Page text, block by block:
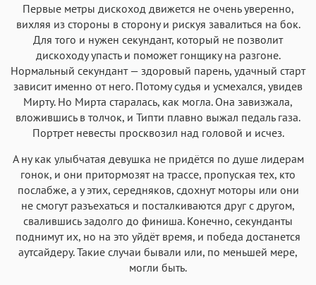
Первые метры дискоход движется не очень уверенно,
вихляя из стороны в сторону и рискуя завалиться на бок.
Для того и нужен секундант, который не позволит
дискоходу упасть и поможет гонщику на разгоне.
Нормальный секундант — здоровый парень, удачный старт
зависит именно от него. Потому судья и усмехался, увидев
Мирту. Но Мирта старалась, как могла. Она завизжала,
вложившись в толчок, и Типти плавно выжал педаль газа.
Портрет невесты просквозил над головой и исчез.
А ну как улыбчатая девушка не придётся по душе лидерам
гонок, и они притормозят на трассе, пропуская тех, кто
послабже, а у этих, середняков, сдохнут моторы или они
не смогут разъехаться и посталкиваются друг с другом,
свалившись задолго до финиша. Конечно, секунданты
поднимут их, но на это уйдёт время, и победа достанется
аутсайдеру. Такие случаи бывали или, по меньшей мере,
могли быть.